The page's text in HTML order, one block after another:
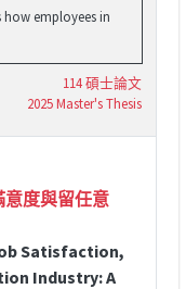
how employees in
114 碩士論文
2025 Master's Thesis
度與留任意
Satisfaction,
Industry: A